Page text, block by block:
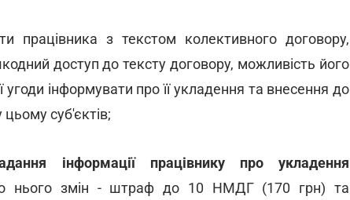
працівника з текстом колективного договору,
доступ до тексту договору, можливість його
інформувати про її укладення та внесення до
цьому суб'єктів;
інформації працівнику про укладення
нього змін - штраф до 10 НМДГ (170 грн) та